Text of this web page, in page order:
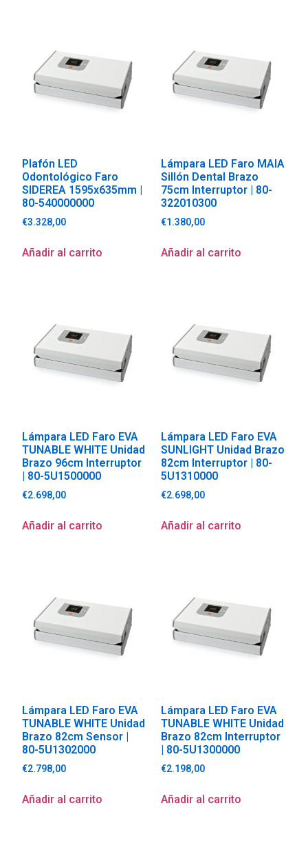
Plafón LED
Odontológico Faro
SIDEREA 1595x635mm |
80-540000000
€3.328,00
Añadir al carrito
Lámpara LED Faro MAIA
Sillón Dental Brazo
75cm Interruptor | 80-
322010300
€1.380,00
Añadir al carrito
Lámpara LED Faro EVA
TUNABLE WHITE Unidad
Brazo 96cm Interruptor
| 80-5U1500000
€2.698,00
Añadir al carrito
Lámpara LED Faro EVA
SUNLIGHT Unidad Brazo
82cm Interruptor | 80-
5U1310000
€2.698,00
Añadir al carrito
Lámpara LED Faro EVA
TUNABLE WHITE Unidad
Brazo 82cm Sensor |
80-5U1302000
€2.798,00
Añadir al carrito
Lámpara LED Faro EVA
TUNABLE WHITE Unidad
Brazo 82cm Interruptor
| 80-5U1300000
€2.198,00
Añadir al carrito